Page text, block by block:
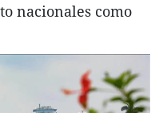
nacionales como